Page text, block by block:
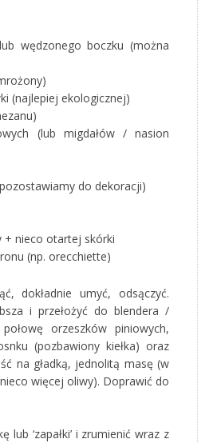
wędzonego boczku (można
(najlepiej ekologicznej)
(lub migdałów / nasion
do dekoracji)
+ nieco otartej skórki
(np. orecchiette)
dokładnie umyć, odsączyć.
i przełożyć do blendera /
orzeszków piniowych,
(pozbawiony kiełka) oraz
na gładką, jednolitą masę (w
więcej oliwy). Doprawić do
lub ‘zapałki’ i zrumienić wraz z